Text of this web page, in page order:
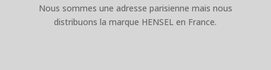
Nous sommes une adresse parisienne mais nous
distribuons la marque HENSEL en France.